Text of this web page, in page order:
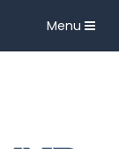
Toggle
Menu